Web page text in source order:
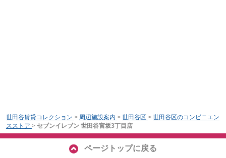
世田谷賃貸コレクション > 周辺施設案内 > 世田谷区 > 世田谷区のコンビニエン
スストア > セブンイレブン 世田谷宮坂3丁目店
ページトップに戻る